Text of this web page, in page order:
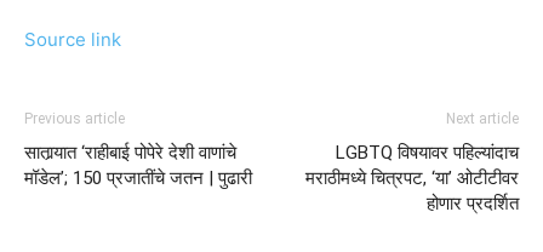
Source link
Previous article
सातार्‍यात ‘राहीबाई पोपेरे देशी वाणांचे
मॉडेल’; 150 प्रजातींचे जतन | पुढारी
Next article
LGBTQ विषयावर पहिल्यांदाच
मराठीमध्ये चित्रपट, ‘या’ ओटीटीवर
होणार प्रदर्शित